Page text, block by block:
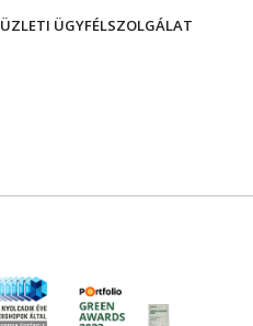
ÜZLETI ÜGYFÉLSZOLGÁLAT